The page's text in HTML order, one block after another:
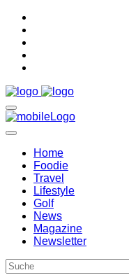
Home
Foodie
Travel
Lifestyle
Golf
News
Magazine
Newsletter